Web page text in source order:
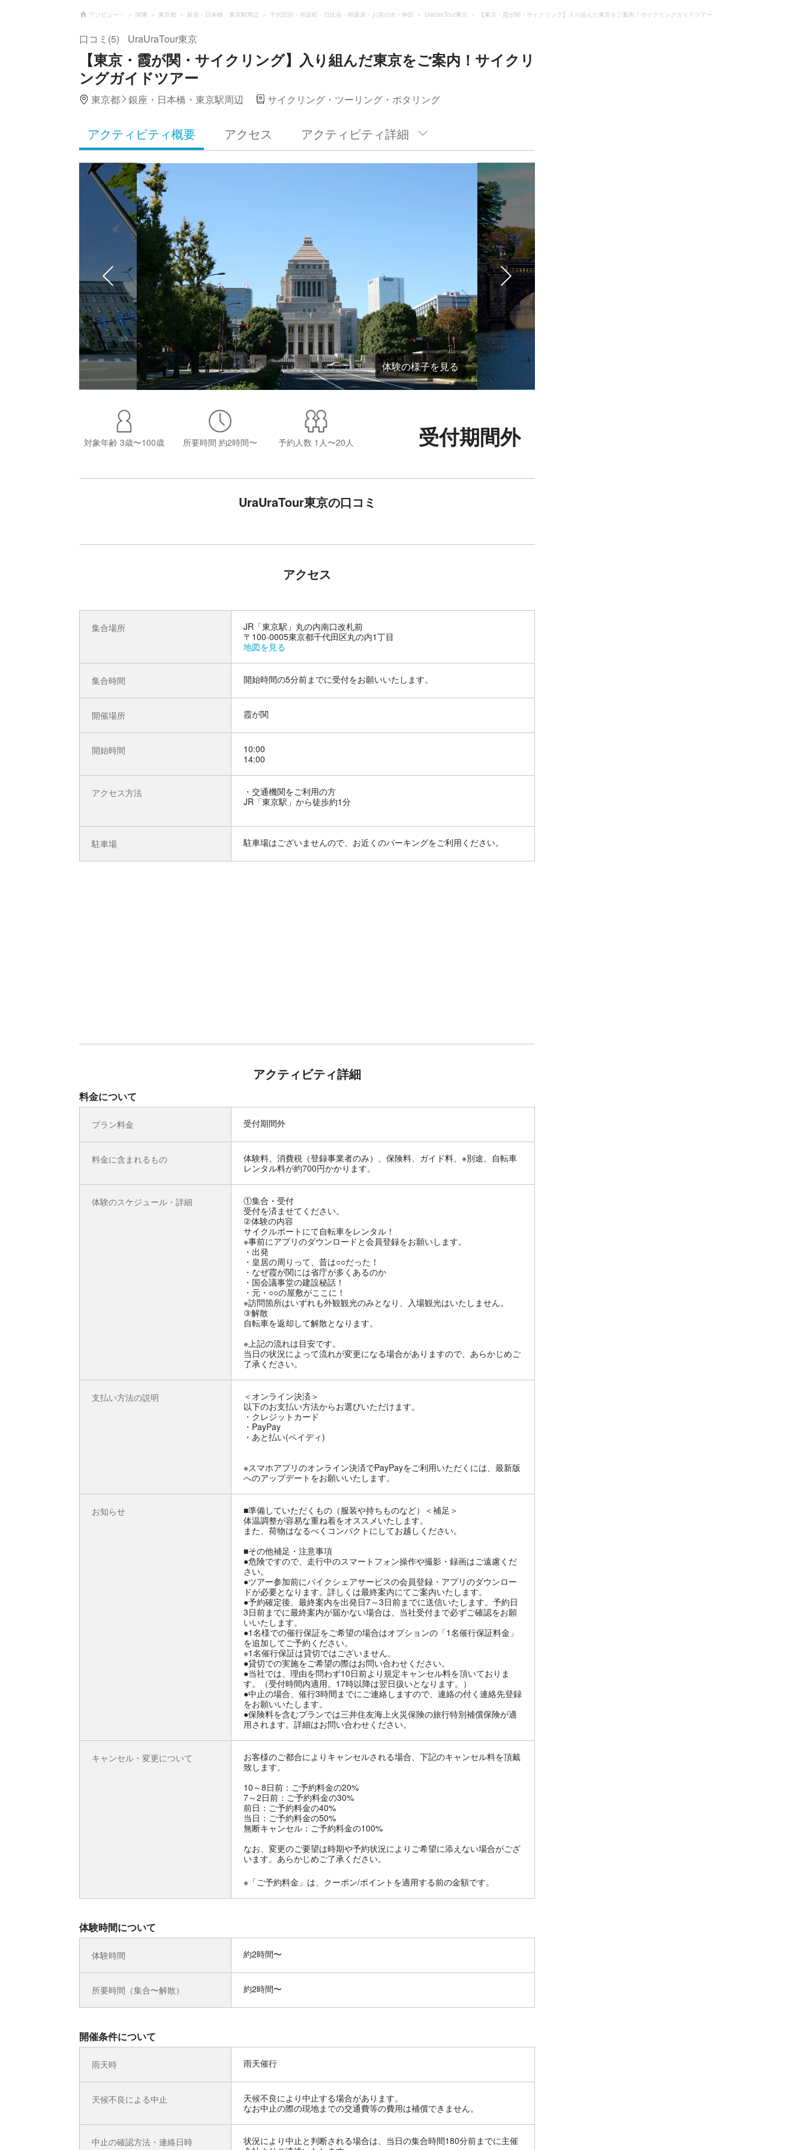
アソビュー！ 関東 東京都 銀座・日本橋・東京駅周辺 千代田区・有楽町・日比谷・秋葉原・お茶の水・神田 UraUraTour東京 【東京・霞が関・サイクリング】入り組んだ東京をご案内！サイクリングガイドツアー
口コミ(5) UraUraTour東京
【東京・霞が関・サイクリング】入り組んだ東京をご案内！サイクリ
ングガイドツアー
東京都 銀座・日本橋・東京駅周辺 サイクリング・ツーリング・ポタリング
アクティビティ概要 アクセス アクティビティ詳細
体験の様子を見る
対象年齢 3歳〜100歳 所要時間 約2時間〜 予約人数 1人〜20人 受付期間外
UraUraTour東京の口コミ
アクセス
集合場所
JR「東京駅」丸の内南口改札前
〒100-0005東京都千代田区丸の内1丁目
地図を見る
集合時間 開始時間の5分前までに受付をお願いいたします。
開催場所 霞が関
開始時間
10:00
14:00
アクセス方法
交通機関をご利用の方
JR「東京駅」から徒歩約1分
駐車場 駐車場はございませんので、お近くのパーキングをご利用ください。
アクティビティ詳細
料金について
プラン料金 受付期間外
料金に含まれるもの
体験料、消費税（登録事業者のみ）、保険料、ガイド料、※別途、自転車
レンタル料が約700円かかります。
体験のスケジュール・詳細
①集合・受付
受付を済ませてください。
②体験の内容
サイクルポートにて自転車をレンタル！
※事前にアプリのダウンロードと会員登録をお願いします。
・出発
・皇居の周りって、昔は○○だった！
・なぜ霞が関には省庁が多くあるのか
・国会議事堂の建設秘話！
・元・○○の屋敷がここに！
※訪問箇所はいずれも外観観光のみとなり、入場観光はいたしません。
③解散
自転車を返却して解散となります。
※上記の流れは目安です。
当日の状況によって流れが変更になる場合がありますので、あらかじめご
了承ください。
支払い方法の説明
＜オンライン決済＞
以下のお支払い方法からお選びいただけます。
・クレジットカード
・PayPay
・あと払い(ペイディ)
※スマホアプリのオンライン決済でPayPayをご利用いただくには、最新版
へのアップデートをお願いいたします。
お知らせ
■準備していただくもの（服装や持ちものなど）＜補足＞
体温調整が容易な重ね着をオススメいたします。
また、荷物はなるべくコンパクトにしてお越しください。
■その他補足・注意事項
●危険ですので、走行中のスマートフォン操作や撮影・録画はご遠慮くだ
さい。
●ツアー参加前にバイクシェアサービスの会員登録・アプリのダウンロー
ドが必要となります。詳しくは最終案内にてご案内いたします。
●予約確定後、最終案内を出発日7～3日前までに送信いたします。予約日
3日前までに最終案内が届かない場合は、当社受付まで必ずご確認をお願
いいたします。
●1名様での催行保証をご希望の場合はオプションの「1名催行保証料金」
を追加してご予約ください。
※1名催行保証は貸切ではございません。
●貸切での実施をご希望の際はお問い合わせください。
●当社では、理由を問わず10日前より規定キャンセル料を頂いておりま
す。（受付時間内適用。17時以降は翌日扱いとなります。）
●中止の場合、催行3時間までにご連絡しますので、連絡の付く連絡先登録
をお願いいたします。
●保険料を含むプランでは三井住友海上火災保険の旅行特別補償保険が適
用されます。詳細はお問い合わせください。
キャンセル・変更について
お客様のご都合によりキャンセルされる場合、下記のキャンセル料を頂戴
致します。
10～8日前：ご予約料金の20%
7～2日前：ご予約料金の30%
前日：ご予約料金の40%
当日：ご予約料金の50%
無断キャンセル：ご予約料金の100%
なお、変更のご要望は時期や予約状況によりご希望に添えない場合がござ
います。あらかじめご了承ください。
※「ご予約料金」は、クーポン/ポイントを適用する前の金額です。
体験時間について
体験時間 約2時間〜
所要時間（集合〜解散） 約2時間〜
開催条件について
雨天時 雨天催行
天候不良による中止
天候不良により中止する場合があります。
なお中止の際の現地までの交通費等の費用は補償できません。
中止の確認方法・連絡日時
状況により中止と判断される場合は、当日の集合時間180分前までに主催